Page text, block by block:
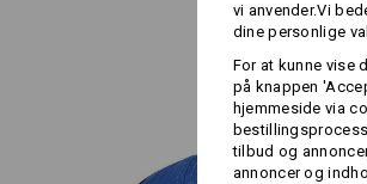
vi anvender.Vi
dine personlige
For at kunne vise
på knappen
hjemmeside via
tilbud og
annoncer og